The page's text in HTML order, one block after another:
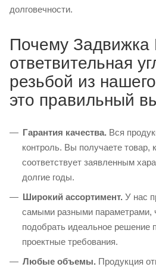
долговечности.
Почему Задвижка
ответвительная
резьбой из
это правильный
Гарантия качества. Вся
контроль. Вы получаете товар,
соответствует заявленным
долгие годы.
Широкий ассортимент. У нас
самыми разными параметрами,
подобрать идеальное решение
проектные требования.
Любые объемы. Продукция